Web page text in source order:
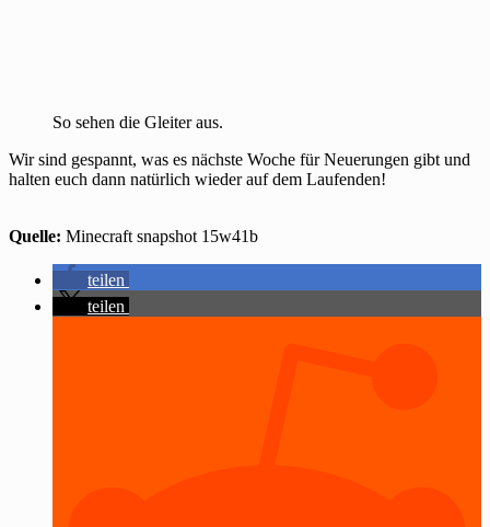
So sehen die Gleiter aus.
Wir sind gespannt, was es nächste Woche für Neuerungen gibt und
halten euch dann natürlich wieder auf dem Laufenden!
Quelle: Minecraft snapshot 15w41b
teilen
teilen